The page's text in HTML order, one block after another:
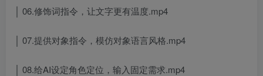
│ 06.修饰词指令，让文字更有温度.mp4
│ 07.提供对象指令，模仿对象语言风格.mp4
│ 08.给AI设定角色定位，输入固定需求.mp4